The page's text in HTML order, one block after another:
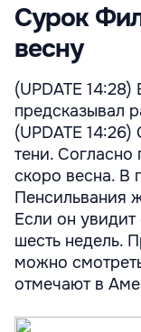
Сурок
весну
(UPDATE
предсказывал
(UPDATE
тени. Согласно
скоро весна. В
Пенсильвания
Если он
шесть недель.
можно
отмечают в